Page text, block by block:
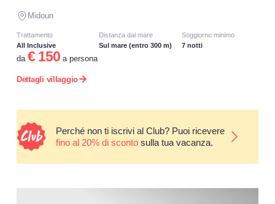
Midoun
Trattamento
All Inclusive
Distanza dal mare
Sul mare (entro 300 m)
Soggiorno minimo
7 notti
da € 150 a persona
Dettagli villaggio
Perché non ti iscrivi al Club? Puoi ricevere
fino al 20% di scontosulla tua vacanza.